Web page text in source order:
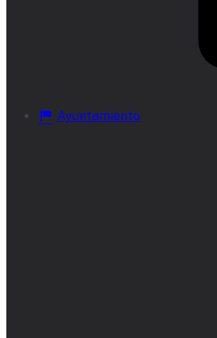
Ayuntamiento